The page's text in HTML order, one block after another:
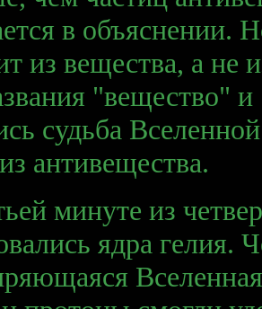
в объяснении.
из вещества, а не
"вещество"
судьба
антивещества.
минуте из
ядра гелия.